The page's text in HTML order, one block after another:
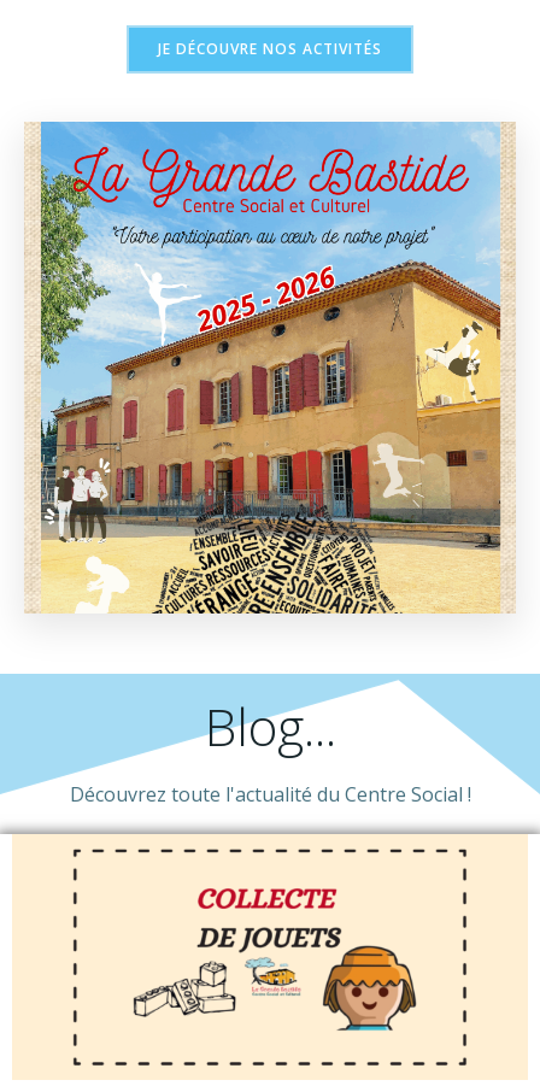
JE DÉCOUVRE NOS ACTIVITÉS
Blog...
Découvrez toute l'actualité du Centre Social !